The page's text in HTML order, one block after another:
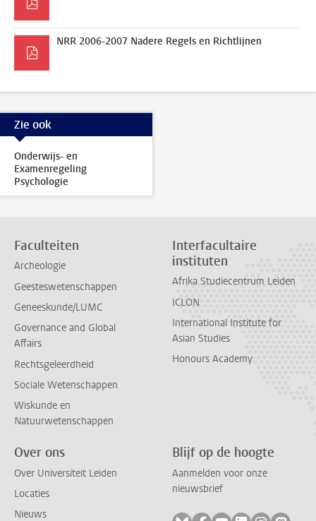
NRR 2006-2007 Nadere Regels en Richtlijnen
Zie ook
Onderwijs- en
Examenregeling
Psychologie
Faculteiten
Archeologie
Geesteswetenschappen
Geneeskunde/LUMC
Governance and Global
Affairs
Rechtsgeleerdheid
Sociale Wetenschappen
Wiskunde en
Natuurwetenschappen
Interfacultaire
instituten
Afrika Studiecentrum Leiden
ICLON
International Institute for
Asian Studies
Honours Academy
Over ons
Over Universiteit Leiden
Locaties
Nieuws
Blijf op de hoogte
Aanmelden voor onze
nieuwsbrief